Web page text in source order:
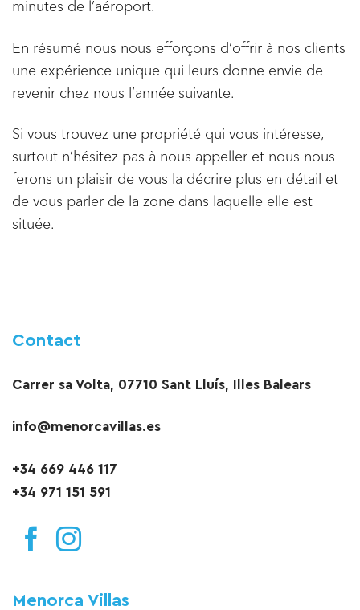
minutes de l’aéroport.
En résumé nous nous efforçons d’offrir à nos clients
une expérience unique qui leurs donne envie de
revenir chez nous l’année suivante.
Si vous trouvez une propriété qui vous intéresse,
surtout n’hésitez pas à nous appeller et nous nous
ferons un plaisir de vous la décrire plus en détail et
de vous parler de la zone dans laquelle elle est
située.
Contact
Carrer sa Volta, 07710 Sant Lluís, Illes Balears
info@menorcavillas.es
+34 669 446 117
+34 971 151 591
Menorca Villas